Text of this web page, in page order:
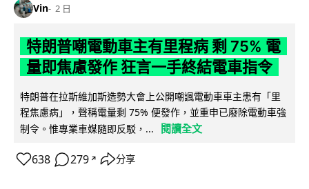
Vin 2 日
特朗普嘲電動車主有里程病 剩 75% 電
量即焦慮發作 狂言一手終結電車指令
特朗普在拉斯維加斯造勢大會上公開嘲諷電動車車主患有「里
程焦慮病」，聲稱電量剩 75% 便發作，並重申已廢除電動車強
制令。惟專業車媒隨即反駁，...
閱讀全文
638 279 ↗ 分享